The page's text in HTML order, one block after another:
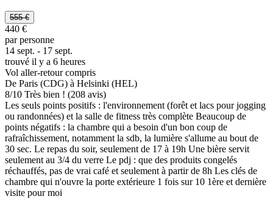
555 €
440 €
par personne
14 sept. - 17 sept.
trouvé il y a 6 heures
Vol aller-retour compris
De Paris (CDG) à Helsinki (HEL)
8/10 Très bien ! (208 avis)
Les seuls points positifs : l'environnement (forêt et lacs pour jogging
ou randonnées) et la salle de fitness très complète Beaucoup de
points négatifs : la chambre qui a besoin d'un bon coup de
rafraîchissement, notamment la sdb, la lumière s'allume au bout de
30 sec. Le repas du soir, seulement de 17 à 19h Une bière servit
seulement au 3/4 du verre Le pdj : que des produits congelés
réchauffés, pas de vrai café et seulement à partir de 8h Les clés de
chambre qui n'ouvre la porte extérieure 1 fois sur 10 1ère et dernière
visite pour moi